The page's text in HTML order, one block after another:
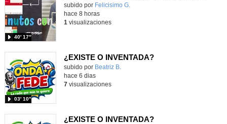
Contenido educativo.
subido por Felicisimo G.
40′ 17″
hace 8 horas
1 visualizaciones
¿EXISTE O INVENTADA?
Contenido educativo.
subido por Beatriz B.
03′ 10″
hace 6 dias
7visualizaciones
¿EXISTE O INVENTADA?